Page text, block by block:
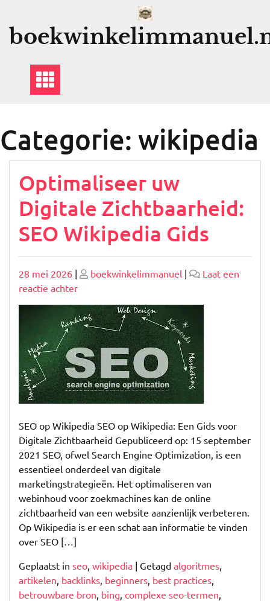
Categorie: wikipedia
Optimaliseer uw
Digitale Zichtbaarheid:
SEO Wikipedia Gids
Geplaatst
op
28 mei 2026 | Geplaatst
boekwinkelimmanuel |
Laat een
reactie achterop
Optimaliseer
uw
Digitale
Zichtbaarheid:
SEO
Wikipedia
Gids
SEO op Wikipedia SEO op Wikipedia: Een Gids voor
Digitale Zichtbaarheid Gepubliceerd op: 15 september
2021 SEO, ofwel Search Engine Optimization, is een
essentieel onderdeel van digitale
marketingstrategieën. Het optimaliseren van
webinhoud voor zoekmachines kan de online
zichtbaarheid van een website aanzienlijk verbeteren.
Op Wikipedia is er een schat aan informatie te vinden
over SEO […]
Geplaatst in seo, wikipedia | Getagd algoritmes,
artikelen, backlinks, beginners, best practices,
betrouwbare bron, bing, complexe seo-termen,